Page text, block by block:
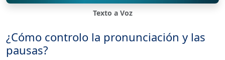
Texto a Voz
¿Cómo controlo la pronunciación y las
pausas?